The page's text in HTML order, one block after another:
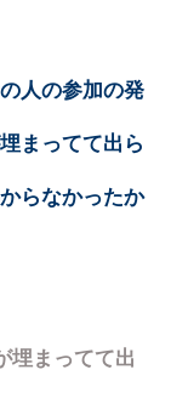
人の参加の発
まってて出ら
らなかったか
埋まってて出